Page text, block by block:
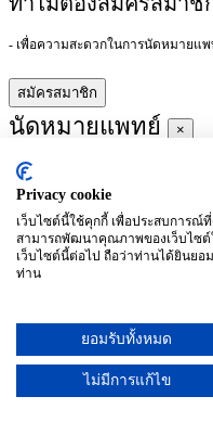
- เพื่อความสะดวกในการนัดหมายแพ
สมัครสมาชิก
นัดหมายแพทย์ ×
ผู้ชำนาญการ
ประจำ :
อาทิตย์
จันทร์
(27/09)
อังคาร
(28/09)
Privacy cookie
เว็บไซต์นี้ใช้คุกกี้ เพื่อประสบการณ์
สามารถพัฒนาคุณภาพของเว็บไซต์
เว็บไซต์นี้ต่อไป ถือว่าท่านได้ยินยอ
ท่าน
ยอมรับทั้งหมด
ไม่มีการแก้ไข